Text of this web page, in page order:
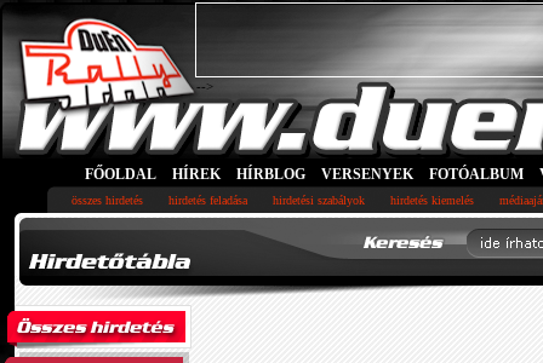
-->
FŐOLDAL HÍREK HÍRBLOG VERSENYEK FOTÓALBUM
összes hirdetés hirdetés feladása hirdetési szabályok hirdetés kiemelés